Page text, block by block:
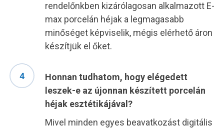
rendelőnkben kizárólagosan alkalmazott E-
max porcelán héjak a legmagasabb
minőséget képviselik, mégis elérhető áron
készítjük el őket.
Honnan tudhatom, hogy elégedett
leszek-e az újonnan készített porcelán
héjak esztétikájával?
Mivel minden egyes beavatkozást digitális